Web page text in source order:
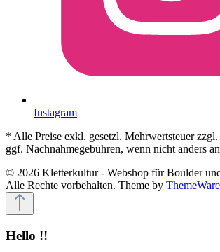
Instagram
* Alle Preise exkl. gesetzl. Mehrwertsteuer zzgl.
ggf. Nachnahmegebühren, wenn nicht anders
© 2026 Kletterkultur - Webshop für Boulder
Alle Rechte vorbehalten. Theme by
Hello !!